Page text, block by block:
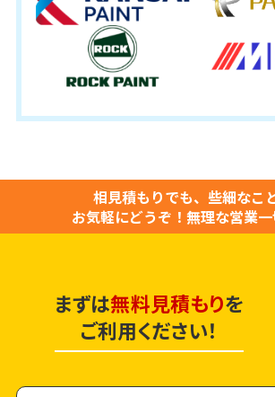
相見積もりでも、些細なこ
お気軽にどうぞ！ 無理な営業一
まずは無料見積もりを
ご利用ください！